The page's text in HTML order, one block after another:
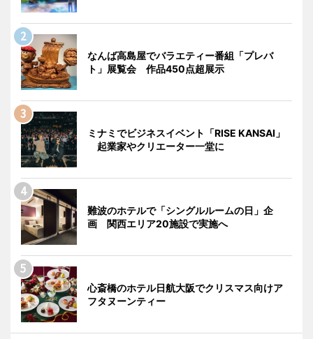
なんば高島屋でバラエティー番組「プレバ
ト」展覧会 作品450点超展示
ミナミでビジネスイベント「RISE KANSAI」
起業家やクリエーター一堂に
難波のホテルで「シングルルームの日」企
画 関西エリア20施設で実施へ
心斎橋のホテル日航大阪でクリスマス向けア
フタヌーンティー